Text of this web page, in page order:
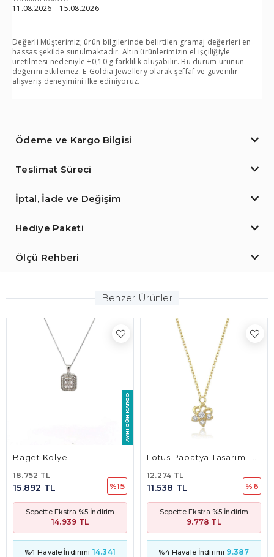
11.08.2026 – 15.08.2026
Değerli Müşterimiz; ürün bilgilerinde belirtilen gramaj değerleri en
hassas şekilde sunulmaktadır. Altın ürünlerimizin el işçiliğiyle
üretilmesi nedeniyle ±0,10 g farklılık oluşabilir. Bu durum ürünün
değerini etkilemez. E-Goldia Jewellery olarak şeffaf ve güvenilir
alışveriş deneyimini ilke ediniyoruz.
Ödeme ve Kargo Bilgisi
Teslimat Süreci
İptal, İade ve Değişim
Hediye Paketi
Ölçü Rehberi
Benzer Ürünler
Baget Kolye
15.892 TL
18.752 TL
%15
Sepette Ekstra %5 İndirim
14.939 TL
%4 Havale İndirimi 14.341
Lotus Papatya Tasarım Taşlı Kolye
11.538 TL
12.274 TL
%6
Sepette Ekstra %5 İndirim
9.778 TL
%4 Havale İndirimi 9.387